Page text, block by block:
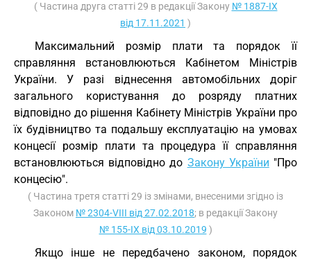
( Частина друга статті 29 в редакції Закону № 1887-IX
від 17.11.2021 )
Максимальний розмір плати та порядок її
справляння встановлюються Кабінетом Міністрів
України. У разі віднесення автомобільних доріг
загального користування до розряду платних
відповідно до рішення Кабінету Міністрів України про
їх будівництво та подальшу експлуатацію на умовах
концесії розмір плати та процедура її справляння
встановлюються відповідно до Закону України "Про
концесію".
( Частина третя статті 29 із змінами, внесеними згідно із
Законом № 2304-VIII від 27.02.2018; в редакції Закону
№ 155-IX від 03.10.2019 )
Якщо інше не передбачено законом, порядок